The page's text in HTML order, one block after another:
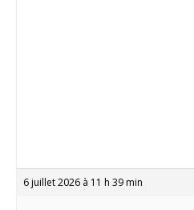
6 juillet 2026 à 11 h 39 min